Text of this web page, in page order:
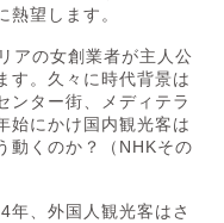
望します。
アの女創業者が主人公
す。久々に時代背景は
ンター街、メディテラ
始にかけ国内観光客は
動くのか？（NHKその
年、外国人観光客はさ